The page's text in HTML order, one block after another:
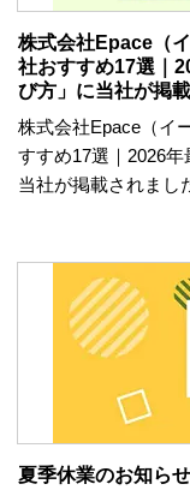
株式会社Epace（
社おすすめ17選｜
び方」に当社が掲
株式会社Epace（イ
すすめ17選｜2026
当社が掲載されまし
夏季休業のお知らせ